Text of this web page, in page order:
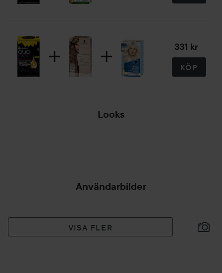
331 kr
KÖP
Looks
Användarbilder
VISA FLER